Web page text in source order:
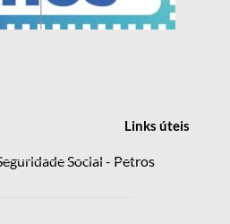
Linksúteis
Social - Petros